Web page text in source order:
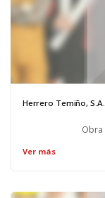
Herrero Temiño, S.A.
Ver más